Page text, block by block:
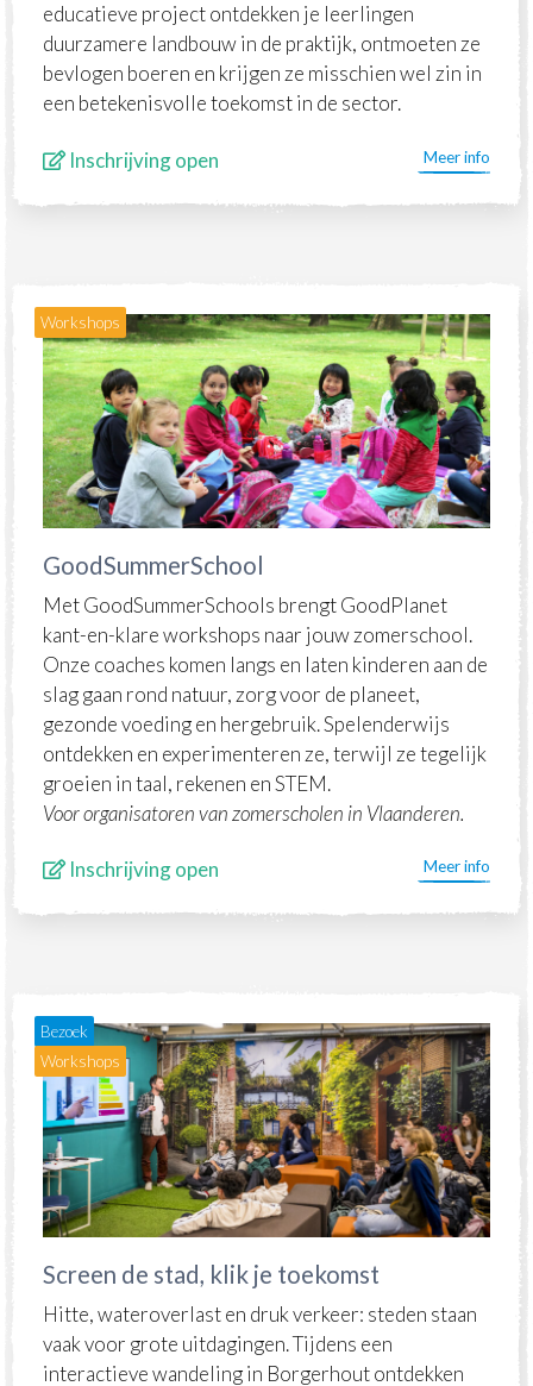
educatieve project ontdekken je leerlingen
duurzamere landbouw in de praktijk, ontmoeten ze
bevlogen boeren en krijgen ze misschien wel zin in
een betekenisvolle toekomst in de sector.
Inschrijving open Meer info
Workshops
GoodSummerSchool
Met GoodSummerSchools brengt GoodPlanet
kant-en-klare workshops naar jouw zomerschool.
Onze coaches komen langs en laten kinderen aan de
slag gaan rond natuur, zorg voor de planeet,
gezonde voeding en hergebruik. Spelenderwijs
ontdekken en experimenteren ze, terwijl ze tegelijk
groeien in taal, rekenen en STEM.
Voor organisatoren van zomerscholen in Vlaanderen.
Inschrijving open Meer info
Bezoek
Workshops
Screen de stad, klik je toekomst
Hitte, wateroverlast en druk verkeer: steden staan
vaak voor grote uitdagingen. Tijdens een
interactieve wandeling in Borgerhout ontdekken